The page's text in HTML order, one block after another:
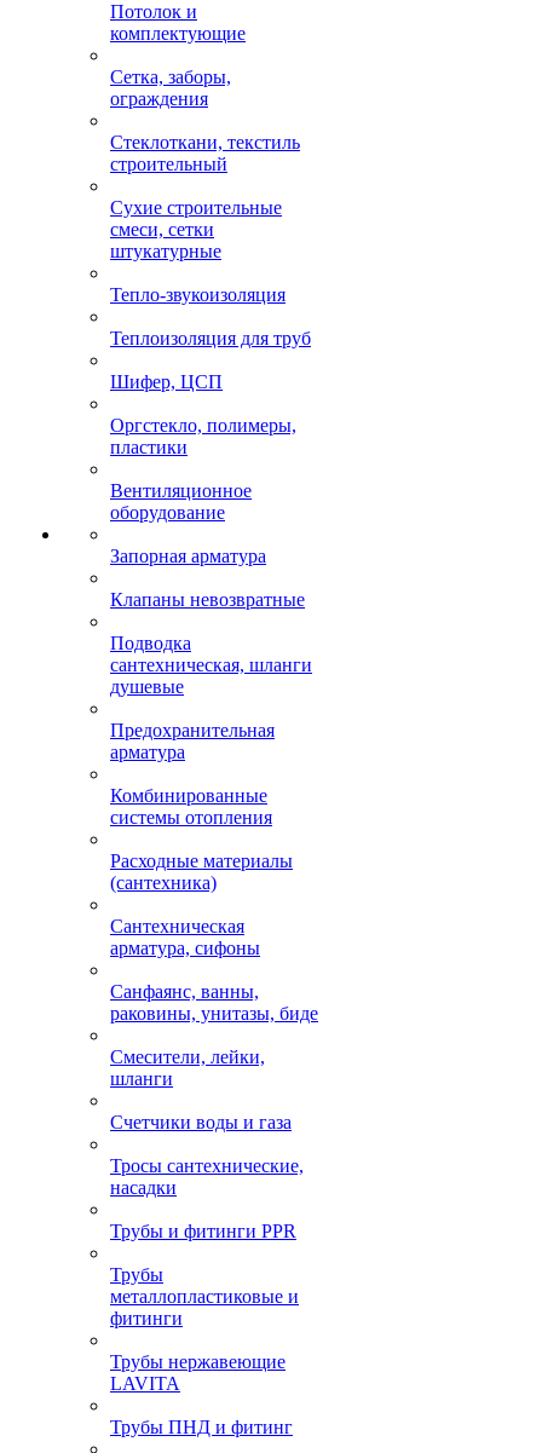
Потолок и
комплектующие
Сетка, заборы,
ограждения
Стеклоткани, текстиль
строительный
Сухие строительные
смеси, сетки
штукатурные
Тепло-звукоизоляция
Теплоизоляция для труб
Шифер, ЦСП
Оргстекло, полимеры,
пластики
Вентиляционное
оборудование
Запорная арматура
Клапаны невозвратные
Подводка
сантехническая, шланги
душевые
Предохранительная
арматура
Комбинированные
системы отопления
Расходные материалы
(сантехника)
Сантехническая
арматура, сифоны
Санфаянс, ванны,
раковины, унитазы, биде
Смесители, лейки,
шланги
Счетчики воды и газа
Тросы сантехнические,
насадки
Трубы и фитинги PPR
Трубы
металлопластиковые и
фитинги
Трубы нержавеющие
LAVITA
Трубы ПНД и фитинг